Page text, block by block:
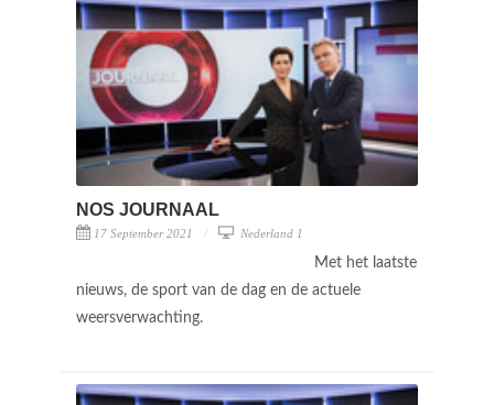
NOS JOURNAAL
17 September 2021 Nederland 1
Met het laatste
nieuws, de sport van de dag en de actuele
weersverwachting.